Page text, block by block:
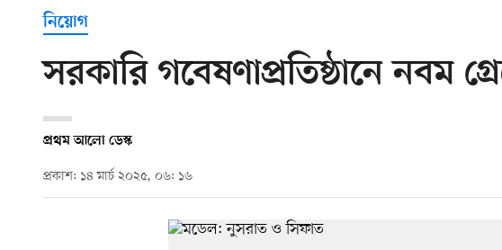
নিয়োগ
সরকারি গবেষণাপ্রতিষ্ঠানে নবম
প্রথম আলো ডেস্ক
প্রকাশ: ১৪ মার্চ ২০২৫, ০৬: ১৬